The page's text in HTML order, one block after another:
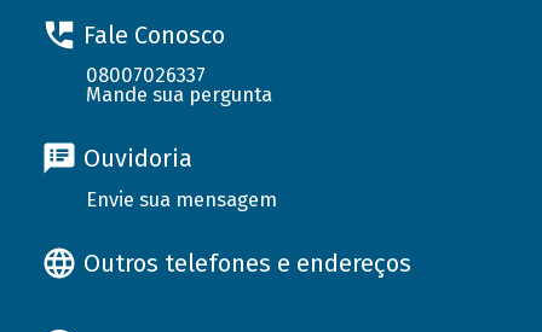
Fale Conosco
08007026337
Mande sua pergunta
Ouvidoria
Envie sua mensagem
Outros telefones e endereços